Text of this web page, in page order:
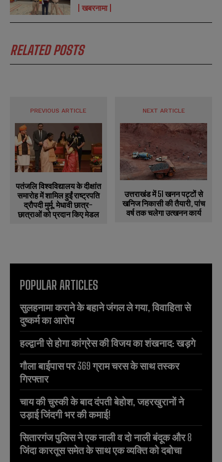
खबरनामा
RELATED POSTS
PREVIOUS ARTICLE
पतंजलि विश्वविद्यालय के दीक्षांत
समारोह में शामिल हुईं राष्ट्रपति
द्रौपदी मुर्मू, मेधावी छात्र-
छात्राओं को प्रदान किए मेडल
NEXT ARTICLE
उत्तराखंड में 51 खनन पट्टों से
खनिज निकासी की तैयारी, पांच
वर्ष तक चलेगा उत्खनन कार्य
POPULAR ARTICLES
सुलहनामा कराने के बहाने जंगल ले गया, विवाहिता से
दुष्कर्म का आरोप
हल्द्वानी से होगा कांग्रेस की विजय का शंखनाद: खड़गे
गौला बाईपास पर 369 ग्राम चरस के साथ तस्कर
गिरफ्तार
चाय की चुस्की के बाद दंपती बेहोश, जहरखुरानों ने
उड़ाई जिंदगी भर की कमाई!
सितारगंज पुलिस ने एक नाली व दो नाली बंदूक और 8
जिंदा कारतूस समेत के साथ एक व्यक्ति को दबोचा